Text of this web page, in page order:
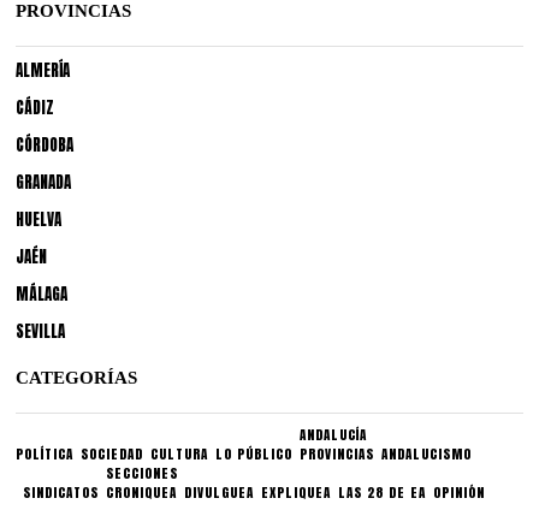
PROVINCIAS
ALMERÍA
CÁDIZ
CÓRDOBA
GRANADA
HUELVA
JAÉN
MÁLAGA
SEVILLA
CATEGORÍAS
POLÍTICA SOCIEDAD CULTURA LO PÚBLICO
ANDALUCÍA
PROVINCIAS ANDALUCISMO
SINDICATOS
SECCIONES
CRONIQUEA DIVULGUEA EXPLIQUEA LAS 28 DE EA OPINIÓN